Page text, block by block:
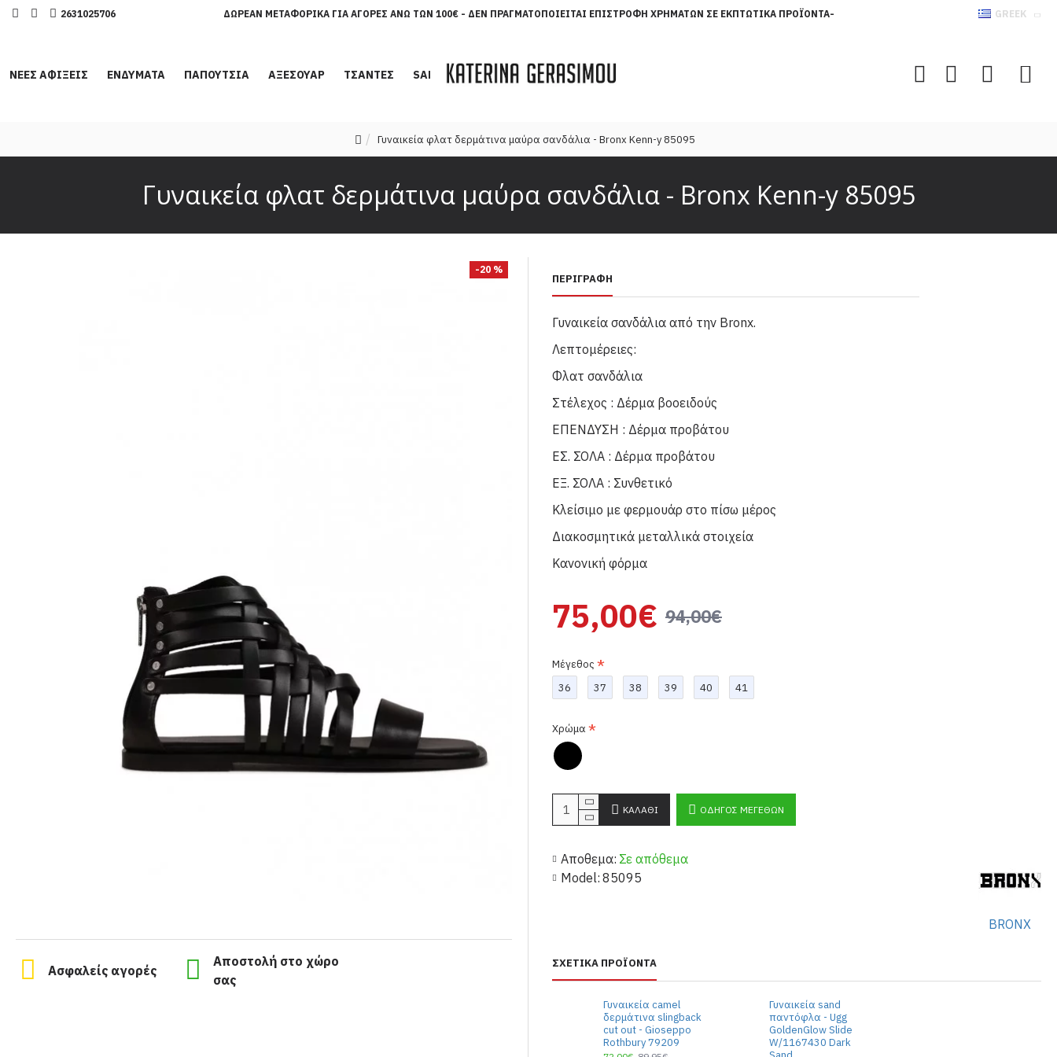
2631025706 ΔΩΡΕΆΝ ΜΕΤΑΦΟΡΙΚΆ ΓΙΑ ΑΓΟΡΈΣ ΆΝΩ ΤΩΝ 100€ - ΔΕΝ ΠΡΑΓΜΑΤΟΠΟΙΕΊΤΑΙ ΕΠΙΣΤΡΟΦΉ ΧΡΗΜΆΤΩΝ ΣΕ ΕΚΠΤΩΤΙΚΆ ΠΡΟΪΌΝΤΑ- GREEK
ΝΕΕΣ ΑΦΙΞΕΙΣ ΕΝΔΥΜΑΤΑ ΠΑΠΟΥΤΣΙΑ ΑΞΕΣΟΥΑΡ ΤΣΑΝΤΕΣ SALES
Γυναικεία φλατ δερμάτινα μαύρα σανδάλια - Bronx Kenn-y 85095
Γυναικεία φλατ δερμάτινα μαύρα σανδάλια - Bronx Kenn-y 85095
-20 %
Ασφαλείς αγορές
Αποστολή στο χώρο
σας
ΠΕΡΙΓΡΑΦΉ
Γυναικεία σανδάλια από την Bronx.
Λεπτομέρειες:
Φλατ σανδάλια
Στέλεχος : Δέρμα βοοειδούς
ΕΠΕΝΔΥΣΗ : Δέρμα προβάτου
ΕΣ. ΣΟΛΑ : Δέρμα προβάτου
ΕΞ. ΣΟΛΑ : Συνθετικό
Κλείσιμο με φερμουάρ στο πίσω μέρος
Διακοσμητικά μεταλλικά στοιχεία
Κανονική φόρμα
Αποθεμα: Σε απόθεμα
Model: 85095
BRONX
75,00€ 94,00€
Μέγεθος
36
37 38 39 40 41
Χρώμα
ΚΑΛΆΘΙ ΟΔΗΓΌΣ ΜΕΓΕΘΏΝ
ΣΧΕΤΙΚΆ ΠΡΟΪΌΝΤΑ
Γυναικεία camel
δερμάτινα slingback
cut out - Gioseppo
Rothbury 79209
Γυναικεία sand
παντόφλα - Ugg
GoldenGlow Slide
W/1167430 Dark